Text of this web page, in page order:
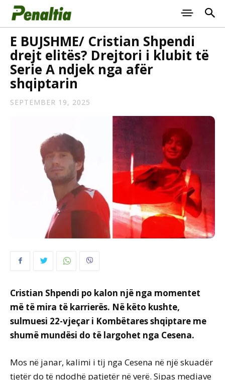
E BUJSHME/ Cristian Shpendi
drejt elitës? Drejtori i klubit të
Serie A ndjek nga afër
shqiptarin
SEPTEMBER 19, 2025
Cristian Shpendi po kalon një nga momentet
më të mira të karrierës. Në këto kushte,
sulmuesi 22-vjeçar i Kombëtares shqiptare me
shumë mundësi do të largohet nga Cesena.
Mos në janar, kalimi i tij nga Cesena në një skuadër
tjetër do të ndodhë patjetër në verë. Sipas mediave